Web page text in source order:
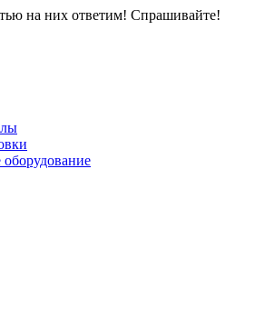
на них ответим! Спрашивайте!